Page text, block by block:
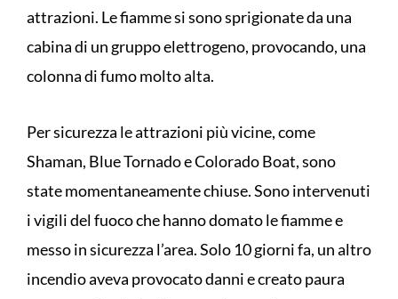
attrazioni. Le fiamme si sono sprigionate da una
cabina di un gruppo elettrogeno, provocando, una
colonna di fumo molto alta.
Per sicurezza le attrazioni più vicine, come
Shaman, Blue Tornado e Colorado Boat, sono
state momentaneamente chiuse. Sono intervenuti
i vigili del fuoco che hanno domato le fiamme e
messo in sicurezza l’area. Solo 10 giorni fa, un altro
incendio aveva provocato danni e creato paura